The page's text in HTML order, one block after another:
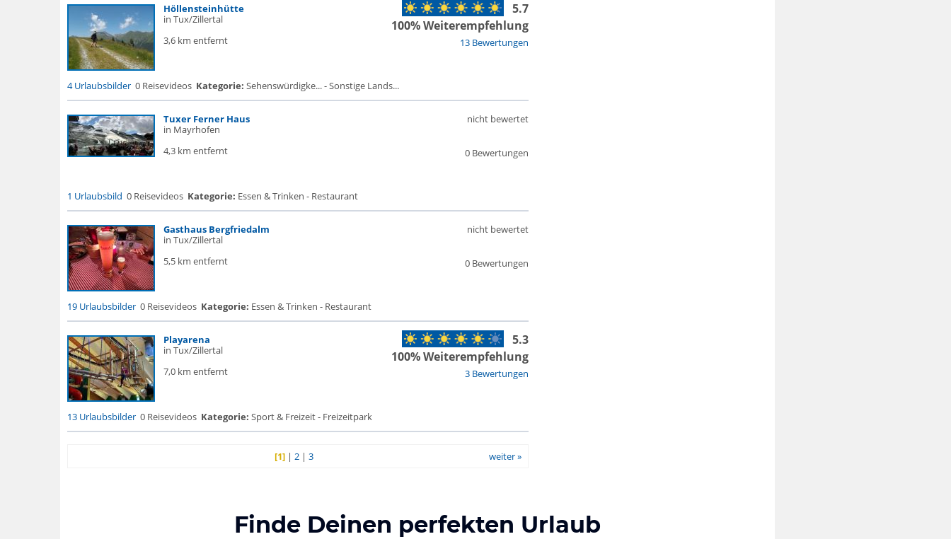
Höllensteinhütte
in Tux/Zillertal
3,6 km entfernt
13 Bewertungen
5.7
100% Weiterempfehlung
4 Urlaubsbilder 0 Reisevideos Kategorie: Sehenswürdigke... - Sonstige Lands...
Tuxer Ferner Haus
in Mayrhofen
4,3 km entfernt
0 Bewertungen
nicht bewertet
1 Urlaubsbild 0 Reisevideos Kategorie: Essen & Trinken - Restaurant
Gasthaus Bergfriedalm
in Tux/Zillertal
5,5 km entfernt
0 Bewertungen
nicht bewertet
19 Urlaubsbilder 0 Reisevideos Kategorie: Essen & Trinken - Restaurant
Playarena
in Tux/Zillertal
7,0 km entfernt
3 Bewertungen
5.3
100% Weiterempfehlung
13 Urlaubsbilder 0 Reisevideos Kategorie: Sport & Freizeit - Freizeitpark
[1]| 2| 3 weiter »
Finde Deinen perfekten Urlaub